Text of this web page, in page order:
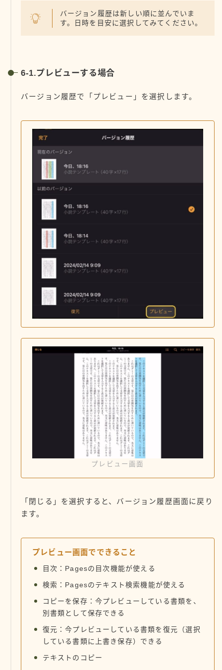
バージョン履歴は新しい順に並んでいま
す。日時を目安に選択してみてください。
6-1.プレビューする場合
バージョン履歴で「プレビュー」を選択します。
プレビュー画面
「閉じる」を選択すると、バージョン履歴画面に戻り
ます。
プレビュー画面でできること
目次：Pagesの目次機能が使える
検索：Pagesのテキスト検索機能が使える
コピーを保存：今プレビューしている書類を、
別書類として保存できる
復元：今プレビューしている書類を復元（選択
している書類に上書き保存）できる
テキストのコピー